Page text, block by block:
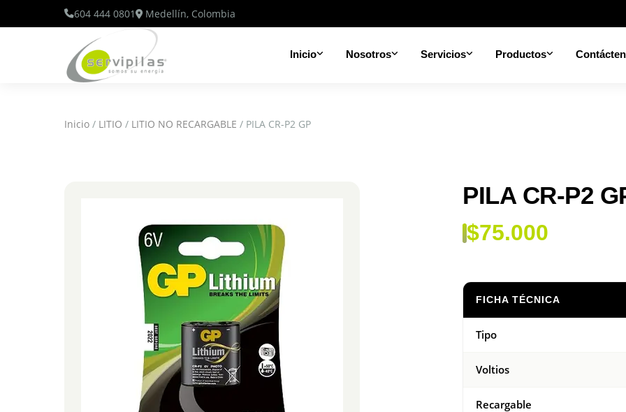
604 444 0801 Medellín, Colombia
Inicio Nosotros Servicios Productos
Inicio / LITIO / LITIO NO RECARGABLE / PILA CR-P2 GP
PILA CR-P2
$75.000
FICHA TÉCNICA
Tipo
Voltios
Recargable